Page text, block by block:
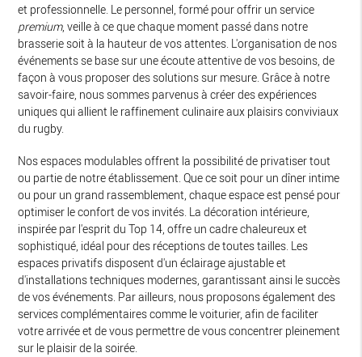
et professionnelle. Le personnel, formé pour offrir un service
premium, veille à ce que chaque moment passé dans notre
brasserie soit à la hauteur de vos attentes. L'organisation de nos
événements se base sur une écoute attentive de vos besoins, de
façon à vous proposer des solutions sur mesure. Grâce à notre
savoir-faire, nous sommes parvenus à créer des expériences
uniques qui allient le raffinement culinaire aux plaisirs conviviaux
du rugby.
Nos espaces modulables offrent la possibilité de privatiser tout
ou partie de notre établissement. Que ce soit pour un dîner intime
ou pour un grand rassemblement, chaque espace est pensé pour
optimiser le confort de vos invités. La décoration intérieure,
inspirée par l'esprit du Top 14, offre un cadre chaleureux et
sophistiqué, idéal pour des réceptions de toutes tailles. Les
espaces privatifs disposent d'un éclairage ajustable et
d'installations techniques modernes, garantissant ainsi le succès
de vos événements. Par ailleurs, nous proposons également des
services complémentaires comme le voiturier, afin de faciliter
votre arrivée et de vous permettre de vous concentrer pleinement
sur le plaisir de la soirée.